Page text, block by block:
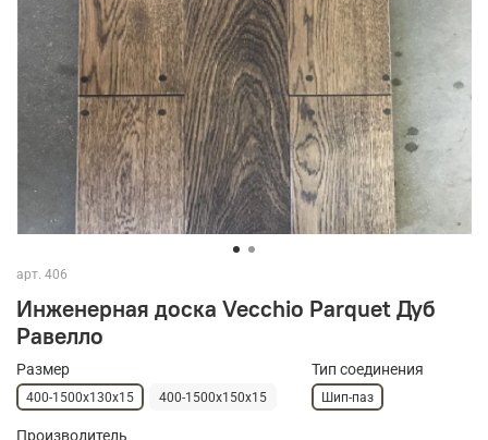
арт. 406
Инженерная доска Vecchio Parquet Дуб
Равелло
Размер
400-1500х130х15 400-1500х150х15
Тип соединения
Шип-паз
Производитель